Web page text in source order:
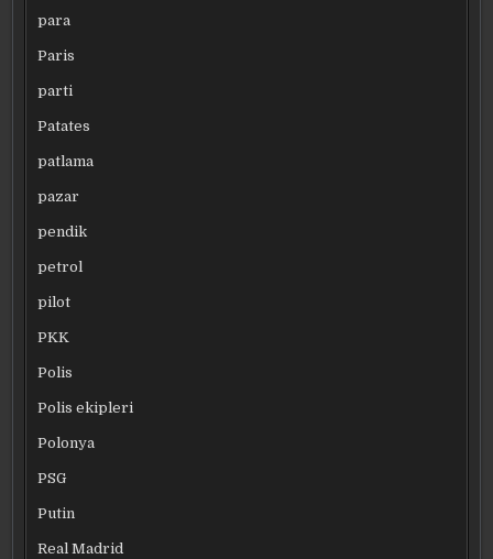
para
Paris
parti
Patates
patlama
pazar
pendik
petrol
pilot
PKK
Polis
Polis ekipleri
Polonya
PSG
Putin
Real Madrid